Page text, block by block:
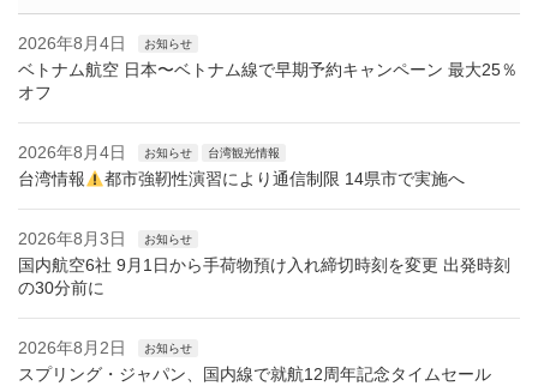
2026年8月4日 お知らせ
ベトナム航空 日本〜ベトナム線で早期予約キャンペーン 最大25％
オフ
2026年8月4日 お知らせ 台湾観光情報
台湾情報 都市強靭性演習により通信制限 14県市で実施へ
2026年8月3日 お知らせ
国内航空6社 9月1日から手荷物預け入れ締切時刻を変更 出発時刻
の30分前に
2026年8月2日 お知らせ
スプリング・ジャパン、国内線で就航12周年記念タイムセール